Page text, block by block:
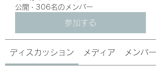
公開 · 306名のメンバー
参加する
ディスカッション メディア メンバー